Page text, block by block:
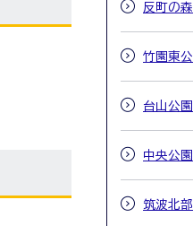
反町の
竹園東
台山公園
中央公園
筑波北